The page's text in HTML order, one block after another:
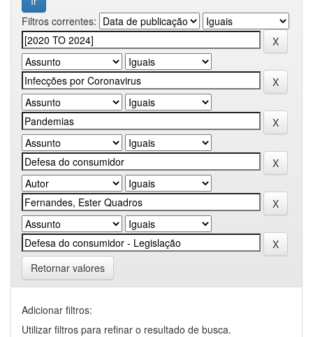
Filtros correntes:
Retornar valores
Adicionar filtros:
Utilizar filtros para refinar o resultado de busca.